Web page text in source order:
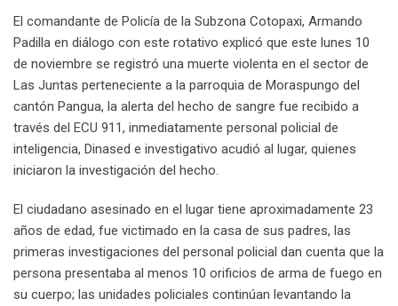
El comandante de Policía de la Subzona Cotopaxi, Armando
Padilla en diálogo con este rotativo explicó que este lunes 10
de noviembre se registró una muerte violenta en el sector de
Las Juntas perteneciente a la parroquia de Moraspungo del
cantón Pangua, la alerta del hecho de sangre fue recibido a
través del ECU 911, inmediatamente personal policial de
inteligencia, Dinased e investigativo acudió al lugar, quienes
iniciaron la investigación del hecho.
El ciudadano asesinado en el lugar tiene aproximadamente 23
años de edad, fue victimado en la casa de sus padres, las
primeras investigaciones del personal policial dan cuenta que la
persona presentaba al menos 10 orificios de arma de fuego en
su cuerpo; las unidades policiales continúan levantando la